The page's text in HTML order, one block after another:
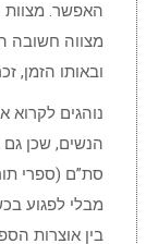
האפשר. מצוות
מצווה חשובה
ובאותו הזמן,
נוהגים
הנשים, שכן
סת”ם (ספרי
מבלי לפגוע
בין אוצרות